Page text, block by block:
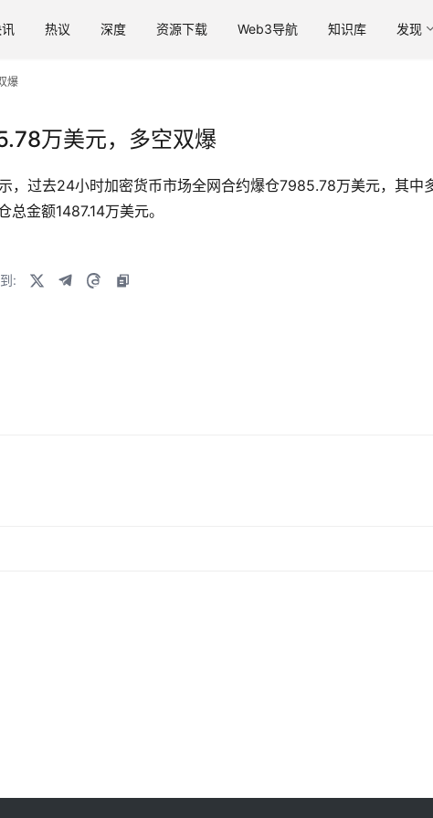
热议 深度 资源下载 Web3导航 知识库 发现
爆
万美元，多空双爆
，过去24小时加密货币市场全网合约爆仓7985.78万美元，其
金额1487.14万美元。
: